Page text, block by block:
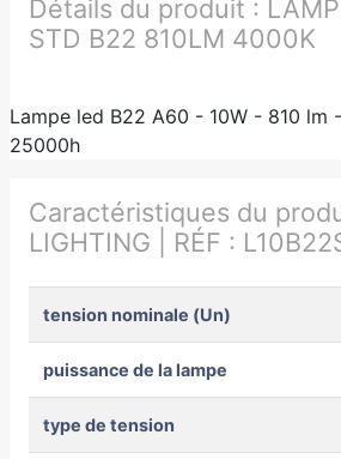
Détails du produit :
STD B22 810LM 4000K
Lampe led B22 A60 - 10W - 810 lm
25000h
Caractéristiques du
LIGHTING | RÉF :
tension nominale (Un)
puissance de la lampe
type de tension